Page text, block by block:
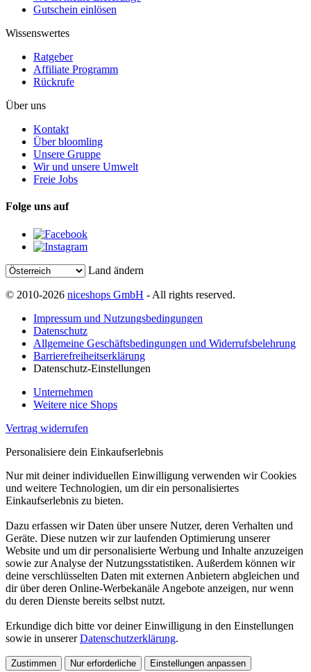
Gutschein einlösen
Wissenswertes
Ratgeber
Affiliate Programm
Rückrufe
Über uns
Kontakt
Über bloomling
Unsere Gruppe
Wir und unsere Umwelt
Freie Jobs
Folge uns auf
Land ändern
© 2010-2026 niceshops GmbH - All rights reserved.
Impressum und Nutzungsbedingungen
Datenschutz
Allgemeine Geschäftsbedingungen und Widerrufsbelehrung
Barrierefreiheitserklärung
Datenschutz-Einstellungen
Unternehmen
Weitere nice Shops
Vertrag widerrufen
Personalisiere dein Einkaufserlebnis
Nur mit deiner individuellen Einwilligung verwenden wir Cookies
und weitere Technologien, um dir ein personalisiertes
Einkaufserlebnis zu bieten.
Dazu erfassen wir Daten über unsere Nutzer, deren Verhalten und
Geräte. Diese nutzen wir zur laufenden Optimierung unserer
Website und um dir personalisierte Werbung und Inhalte anzuzeigen
sowie zur Analyse der Nutzungsstatistiken. Außerdem können wir
deine verschlüsselten Daten mit externen Anbietern abgleichen und
dir über deren Online-Werbekanäle Angebote anzeigen, nur wenn
du deren Dienste bereits selbst nutzt.
Erkundige dich bitte vor deiner Einwilligung in den Einstellungen
sowie in unsererDatenschutzerklärung.
Zustimmen Nur erforderliche Einstellungen anpassen